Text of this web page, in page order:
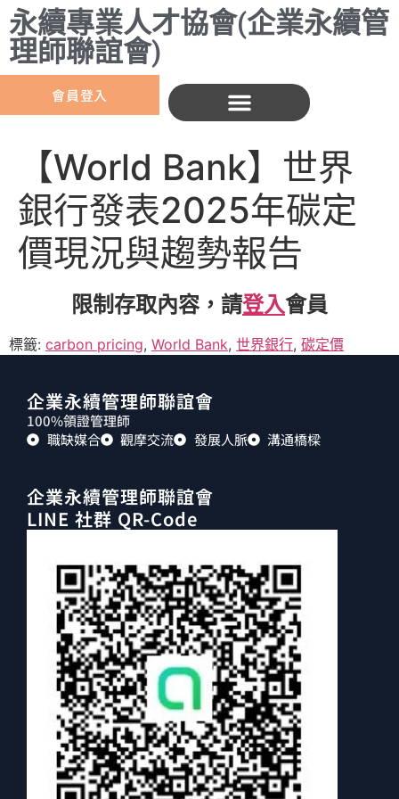
永續專業人才協會(企業永續管
理師聯誼會)
會員登入
【World Bank】世界
銀行發表2025年碳定
價現況與趨勢報告
限制存取內容，請登入會員
標籤: carbon pricing, World Bank, 世界銀行, 碳定價
企業永續管理師聯誼會
100%領證管理師
職缺媒合
觀摩交流 發展人脈 溝通橋樑
企業永續管理師聯誼會
LINE 社群 QR-Code